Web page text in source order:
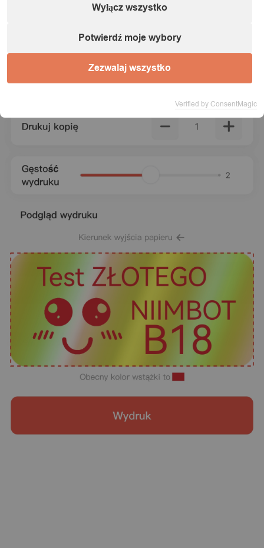
Wyłącz wszystko
Potwierdź moje wybory
Zezwalaj wszystko
Verified by ConsentMagic